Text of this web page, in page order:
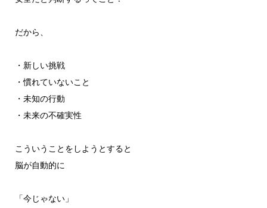
だから、
・新しい挑戦
・慣れていないこと
・未知の行動
・未来の不確実性
こういうことをしようとすると
脳が自動的に
「今じゃない」